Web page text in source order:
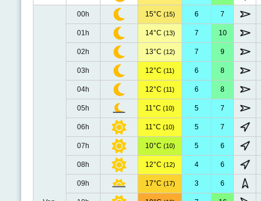
00h 15°C (15) 6 7
01h 14°C (13) 7 10
02h 13°C (12) 7 9
03h 12°C (11) 6 8
04h 12°C (11) 6 8
05h 11°C (10) 5 7
06h 11°C (10) 5 7
07h 10°C (10) 5 6
08h 12°C (12) 4 6
09h 17°C (17) 3 6